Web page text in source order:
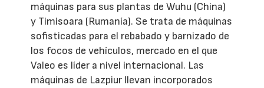
máquinas para sus plantas de Wuhu (China)
y Timisoara (Rumanía). Se trata de máquinas
sofisticadas para el rebabado y barnizado de
los focos de vehículos, mercado en el que
Valeo es líder a nivel internacional. Las
máquinas de Lazpiur llevan incorporados